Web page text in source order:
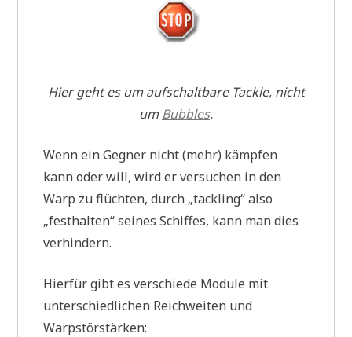
Hier geht es um aufschaltbare Tackle, nicht
umBubbles.
Wenn ein Gegner nicht (mehr) kämpfen
kann oder will, wird er versuchen in den
Warp zu flüchten, durch „tackling“ also
„festhalten“ seines Schiffes, kann man dies
verhindern.
Hierfür gibt es verschiede Module mit
unterschiedlichen Reichweiten und
Warpstörstärken: